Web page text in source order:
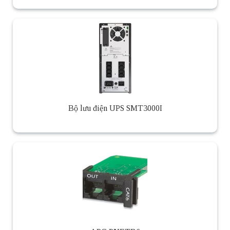
Bộ lưu điện UPS SMT3000I